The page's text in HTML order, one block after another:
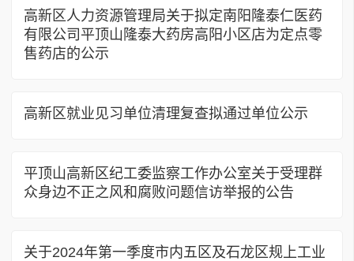
高新区人力资源管理局关于拟定南阳隆泰仁医药
有限公司平顶山隆泰大药房高阳小区店为定点零
售药店的公示
高新区就业见习单位清理复查拟通过单位公示
平顶山高新区纪工委监察工作办公室关于受理群
众身边不正之风和腐败问题信访举报的公告
关于2024年第一季度市内五区及石龙区规上工业